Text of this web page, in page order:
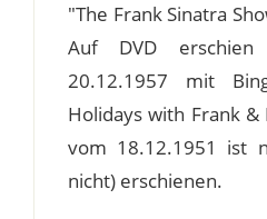
"The Frank Sinatra
Auf DVD
20.12.1957 mit
Holidays with Frank &
vom 18.12.1951 ist
nicht) erschienen.